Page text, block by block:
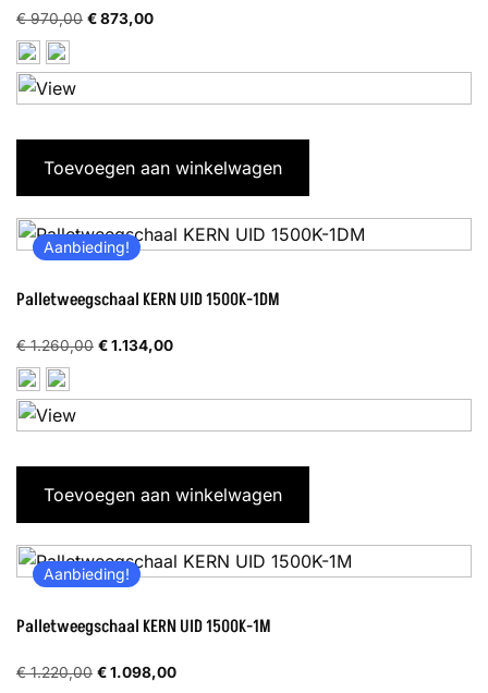
€970,00 Oorspronkelijke
was:
€ 970,00.
€873,00Huidige
is:
€ 873,00.
Toevoegen aan winkelwagen
Aanbieding!
Palletweegschaal KERN UID 1500K-1DM
€1.260,00 Oorspronkelijke
was:
€ 1.260,00.
€1.134,00Huidige
is:
€ 1.134,00.
Toevoegen aan winkelwagen
Aanbieding!
Palletweegschaal KERN UID 1500K-1M
€1.220,00 Oorspronkelijke
€1.098,00Huidige